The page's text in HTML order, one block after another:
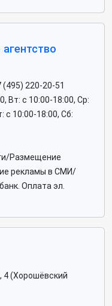
(495) 220-20-51
Вт: c 10:00-18:00, Ср:
c 10:00-18:00, Сб:
Размещение
рекламы в СМИ/
Оплата эл.
4 (Хорошёвский